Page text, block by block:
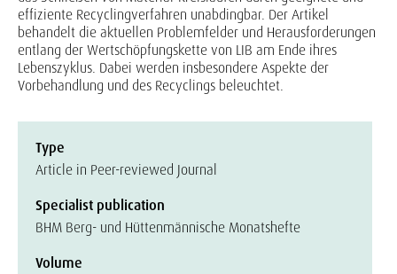
effiziente Recyclingverfahren unabdingbar. Der Artikel
behandelt die aktuellen Problemfelder und Herausforderungen
entlang der Wertschöpfungskette von LIB am Ende ihres
Lebenszyklus. Dabei werden insbesondere Aspekte der
Vorbehandlung und des Recyclings beleuchtet.
Type
Article in Peer-reviewed Journal
Specialist publication
BHM Berg- und Hüttenmännische Monatshefte
Volume